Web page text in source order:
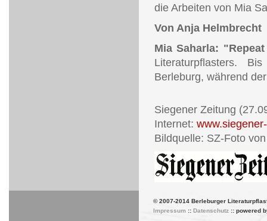
die Arbeiten von Mia
Von Anja Helmbrecht
Mia Saharla:
Literaturpflasters.
Berleburg, während
Siegener Zeitung
Internet:
Bildquelle: SZ-Foto
© 2007-2014 Berleburger
Impressum:: Datenschutz:: powered